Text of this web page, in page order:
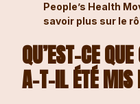
People’s Health
savoir plus sur le
QU’EST-CE
A-T-IL ÉTÉ MIS